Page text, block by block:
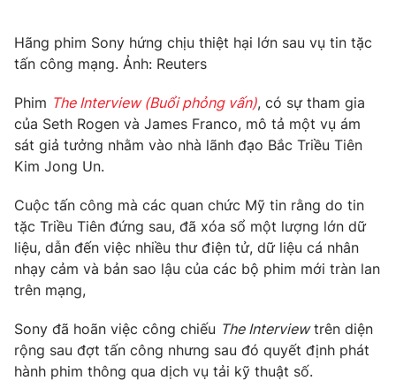
Thị trường 24h Tấm lòng Việt
VTV4 Vươn mình bằng AI
VTV9
Liên hệ tòa soạn English
THỜI BÁO VTV
Hãng phim Sony hứng chịu thiệt hại lớn sau vụ tin tặc
tấn công mạng. Ảnh: Reuters
Phim The Interview (Buổi phỏng vấn), có sự tham gia
của Seth Rogen và James Franco, mô tả một vụ ám
sát giả tưởng nhằm vào nhà lãnh đạo Bắc Triều Tiên
Kim Jong Un.
Cuộc tấn công mà các quan chức Mỹ tin rằng do tin
tặc Triều Tiên đứng sau, đã xóa sổ một lượng lớn dữ
liệu, dẫn đến việc nhiều thư điện tử, dữ liệu cá nhân
nhạy cảm và bản sao lậu của các bộ phim mới tràn lan
trên mạng,
Sony đã hoãn việc công chiếu The Interviewtrên diện
rộng sau đợt tấn công nhưng sau đó quyết định phát
hành phim thông qua dịch vụ tải kỹ thuật số.